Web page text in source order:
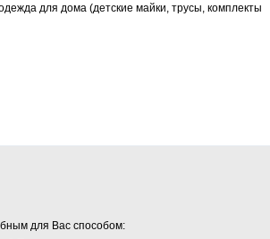
для дома (детские майки, трусы, комплекты
для Вас способом: